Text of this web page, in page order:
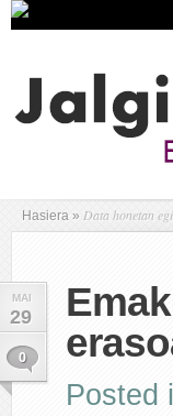
Hasiera » Data honetan
MAI
29
0
Posted